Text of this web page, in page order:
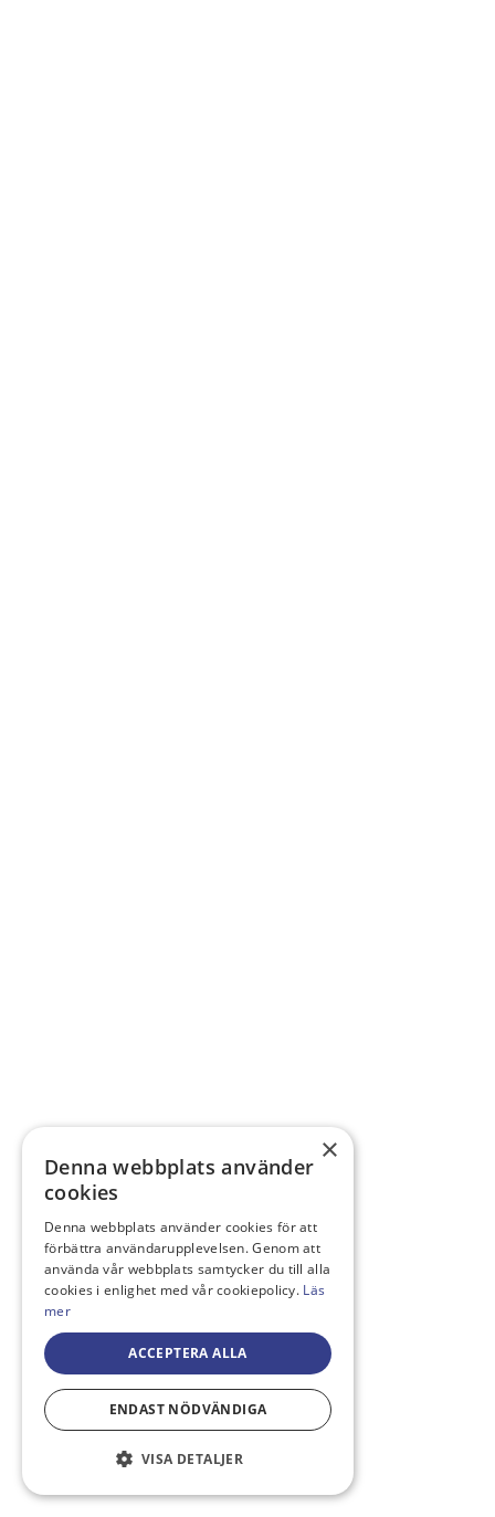
×
Denna webbplats använder
cookies
Denna webbplats använder cookies för att
förbättra användarupplevelsen. Genom att
använda vår webbplats samtycker du till alla
cookies i enlighet med vår cookiepolicy. Läs
mer
ACCEPTERA ALLA
ENDAST NÖDVÄNDIGA
VISA DETALJER